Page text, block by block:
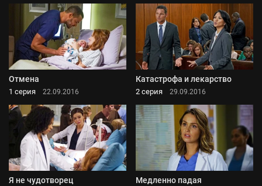
Отмена
1 серия 22.09.2016
Катастрофа и лекарство
2 серия 29.09.2016
Я не чудотворец Медленно падая